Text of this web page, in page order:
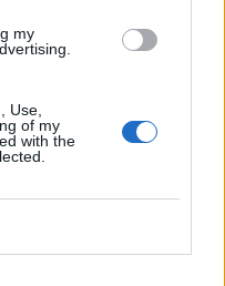
my
Use,
of my
with the
εισιτηρίων για τον
το ΑΕΚ - ΟΦΗ
προσφέρει
χώρους